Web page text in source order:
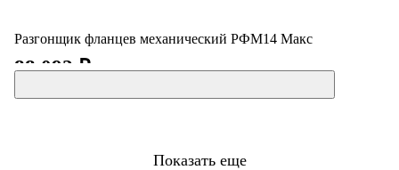
Разгонщик фланцев механический РФМ14 Макс
88 092 ₽
Показать еще